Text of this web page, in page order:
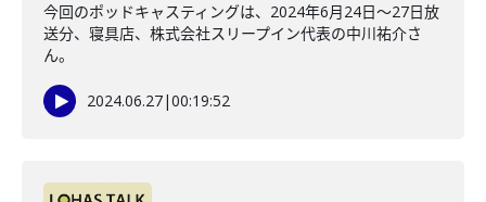
今回のポッドキャスティングは、2024年6月24日〜27日放
送分、寝具店、株式会社スリープイン代表の中川祐介さ
ん。
2024.06.27|00:19:52